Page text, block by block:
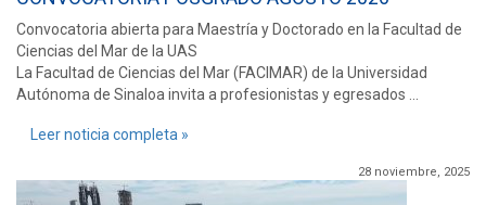
Convocatoria abierta para Maestría y Doctorado en la Facultad de
Ciencias del Mar de la UAS
La Facultad de Ciencias del Mar (FACIMAR) de la Universidad
Autónoma de Sinaloa invita a profesionistas y egresados ...
Leer noticia completa »
28 noviembre, 2025